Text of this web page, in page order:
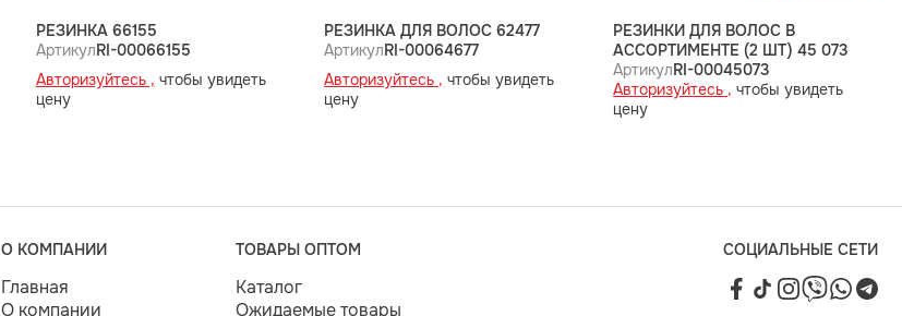
РЕЗИНКА 66155
АртикулRI-00066155
Авторизуйтесь , чтобы увидеть
цену
РЕЗИНКА ДЛЯ ВОЛОС 62477
АртикулRI-00064677
Авторизуйтесь , чтобы увидеть
цену
РЕЗИНКИ ДЛЯ ВОЛОС В
АССОРТИМЕНТЕ (2 ШТ) 45 073
АртикулRI-00045073
Авторизуйтесь , чтобы увидеть
цену
О КОМПАНИИ
Главная
О компании
ТОВАРЫ ОПТОМ
Каталог
Ожидаемые товары
СОЦИАЛЬНЫЕ СЕТИ